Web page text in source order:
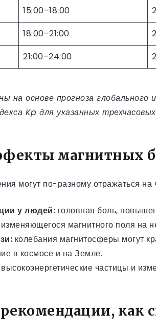
15:00–18:00
2
18:00–21:00
2
21:00–24:00
2
на основе прогноза
Kp для указанных
магнитных
могут по-разному отражаться на
у людей: головная боль,
магнитного поля на
колебания магнитосферы могут
в космосе и на Земле.
высокоэнергетические частицы и
как